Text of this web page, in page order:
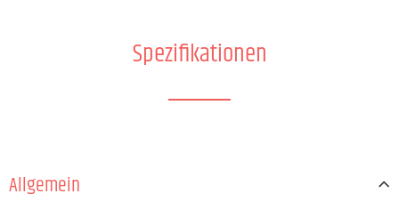
Spezifikationen
Allgemein